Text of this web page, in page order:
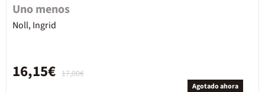
Uno menos
Noll, Ingrid
17,00€
16,15€
Agotado ahora